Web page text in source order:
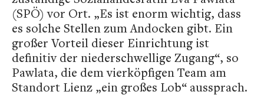
(SPÖ) vor Ort. „Es ist enorm wichtig, dass
es solche Stellen zum Andocken gibt. Ein
großer Vorteil dieser Einrichtung ist
definitiv der niederschwellige Zugang“, so
Pawlata, die dem vierköpfigen Team am
Standort Lienz „ein großes Lob“ aussprach.